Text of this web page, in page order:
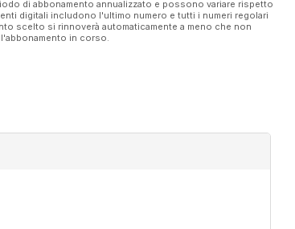
di abbonamento annualizzato e possono variare rispetto
digitali includono l'ultimo numero e tutti i numeri regolari
scelto si rinnoverà automaticamente a meno che non
in corso.